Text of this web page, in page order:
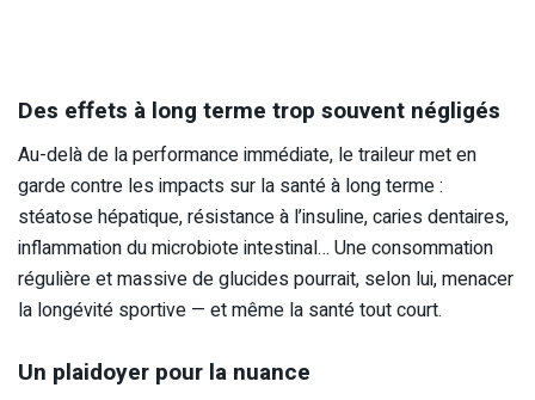
Des effets à long terme trop souvent négligés
Au-delà de la performance immédiate, le traileur met en
garde contre les impacts sur la santé à long terme :
stéatose hépatique, résistance à l’insuline, caries dentaires,
inflammation du microbiote intestinal… Une consommation
régulière et massive de glucides pourrait, selon lui, menacer
la longévité sportive — et même la santé tout court.
Un plaidoyer pour la nuance